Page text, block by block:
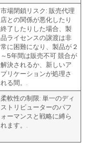
市場閉鎖リスク: 販売代理
店との関係が悪化したり
終了したりした場合、製
品ライセンスの譲渡は非
常に困難になり、製品が2
～5年間は販売不可競合が
解決されるか、新しいア
プリケーションが処理さ
れる間。.
柔軟性の制限: 単一のディ
ストリビューターのパフ
ォーマンスと戦略に縛ら
れます。.